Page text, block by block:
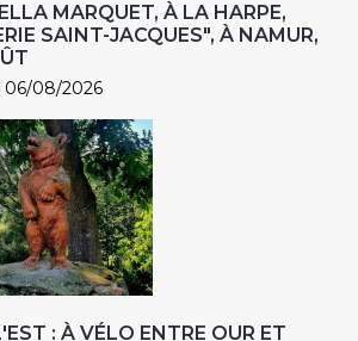
MARQUET, À LA HARPE,
SAINT-JACQUES", À NAMUR,
06/08/2026
: À VÉLO ENTRE OUR ET